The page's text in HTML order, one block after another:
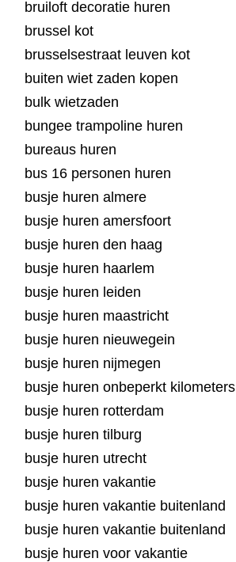
bruiloft decoratie huren
brussel kot
brusselsestraat leuven kot
buiten wiet zaden kopen
bulk wietzaden
bungee trampoline huren
bureaus huren
bus 16 personen huren
busje huren almere
busje huren amersfoort
busje huren den haag
busje huren haarlem
busje huren leiden
busje huren maastricht
busje huren nieuwegein
busje huren nijmegen
busje huren onbeperkt kilometers
busje huren rotterdam
busje huren tilburg
busje huren utrecht
busje huren vakantie
busje huren vakantie buitenland
busje huren vakantie buitenland
busje huren voor vakantie